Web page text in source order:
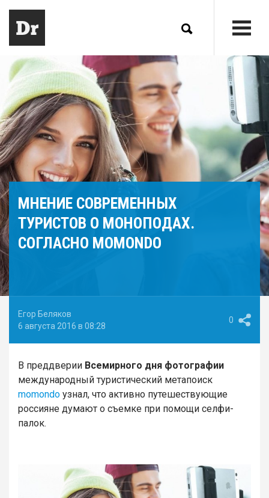
МНЕНИЕ СОВРЕМЕННЫХ
ТУРИСТОВ О МОНОПОДАХ.
СОГЛАСНО MOMONDO
Егор Беляков
6 августа 2016 в 08:28
0
В преддверии Всемирного дня фотографии
международный туристический метапоиск
momondo узнал, что активно путешествующие
россияне думают о съемке при помощи селфи-
палок.